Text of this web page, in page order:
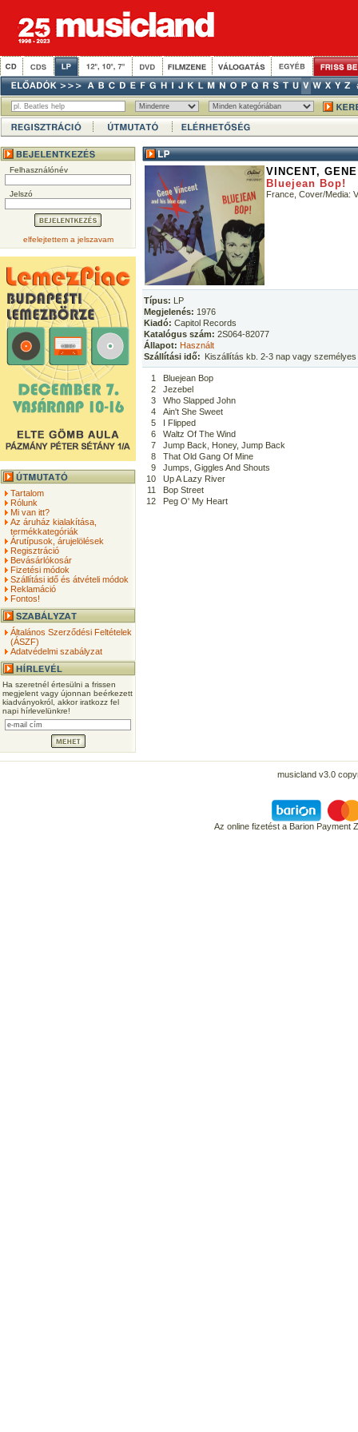
Felhasználónév
Jelszó
elfelejtettem a jelszavam
Tartalom
Rólunk
Mi van itt?
Az áruház kialakítása,
termékkategóriák
Árutípusok, árujelölések
Regisztráció
Bevásárlókosár
Fizetési módok
Szállítási idő és átvételi módok
Reklamáció
Fontos!
Általános Szerződési Feltételek
(ÁSZF)
Adatvédelmi szabályzat
Ha szeretnél értesülni a frissen
megjelent vagy újonnan beérkezett
kiadványokról, akkor iratkozz fel
napi hírlevelünkre!
VINCENT,
Bluejean Bop!
France, Cover/Media:
Típus: LP
Megjelenés: 1976
Kiadó: Capitol Records
Katalógus szám: 2S064-82077
Állapot: Használt
Szállítási idő: Kiszállítás kb. 2-3 nap vagy
1
Bluejean Bop
2
Jezebel
3
Who Slapped John
4
Ain't She Sweet
5
I Flipped
6
Waltz Of The Wind
7
Jump Back, Honey, Jump Back
8
That Old Gang Of Mine
9
Jumps, Giggles And Shouts
10
Up A Lazy River
11
Bop Street
12
Peg O' My Heart
musicland v3.0
Az online fizetést a Barion Payment